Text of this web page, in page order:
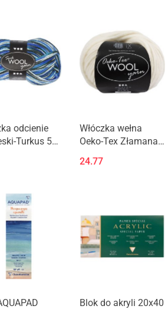
odcienie
Turkus 50
Włóczka wełna
Oeko-Tex Złamana
24.77
Blok do akryli 20x40